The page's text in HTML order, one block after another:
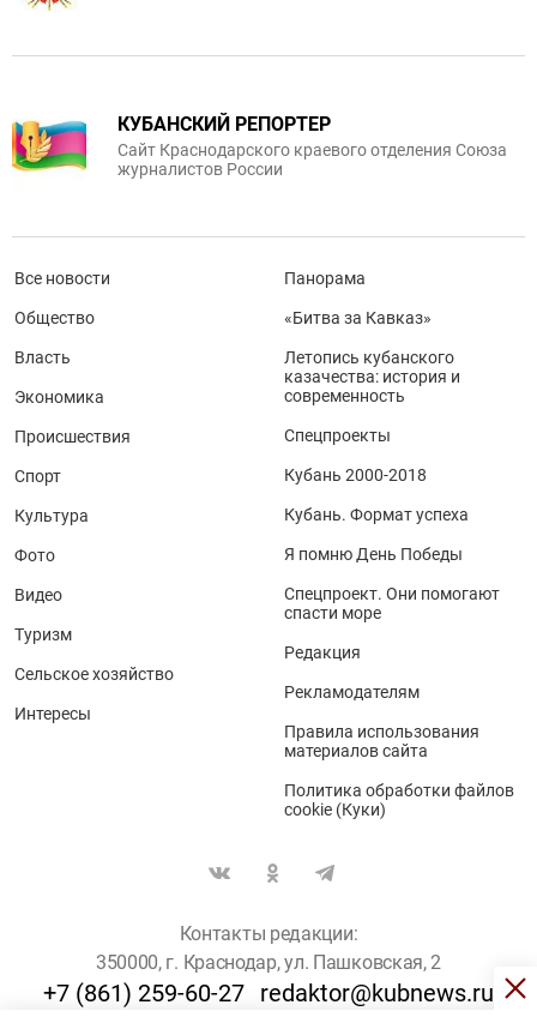
КУБАНСКИЙ РЕПОРТЕР
Сайт Краснодарского краевого отделения Союза
журналистов России
Все новости
Общество
Власть
Экономика
Происшествия
Спорт
Культура
Фото
Видео
Туризм
Сельское хозяйство
Интересы
Панорама
«Битва за Кавказ»
Летопись кубанского
казачества: история и
современность
Спецпроекты
Кубань 2000-2018
Кубань. Формат успеха
Я помню День Победы
Спецпроект. Они помогают
спасти море
Редакция
Рекламодателям
Правила использования
материалов сайта
Политика обработки файлов
cookie (Куки)
Контакты редакции:
350000, г. Краснодар, ул. Пашковская, 2
+7 (861) 259-60-27 redaktor@kubnews.ru